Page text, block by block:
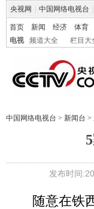
央视网 中国网络电视台
首页 新闻 经济 体育
电视
频道大全 栏目大
中国网络电视台 > 新闻台 >
发布时间
随意在铁西